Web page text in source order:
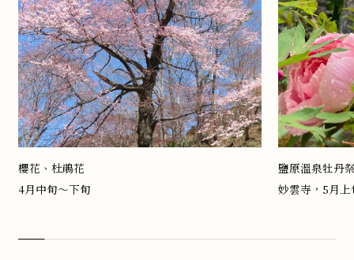
櫻花、杜鵑花
4月中旬～下旬
鹽原溫泉牡丹
妙雲寺，5月